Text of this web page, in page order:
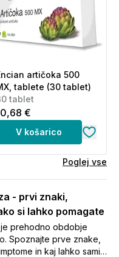
artičoka 500
tablete (30 tablet)
tablet
€
V košarico
Poglej vse
- prvi znaki,
si lahko pomagate
prehodno obdobje
Spoznajte prve znake,
in kaj lahko sami